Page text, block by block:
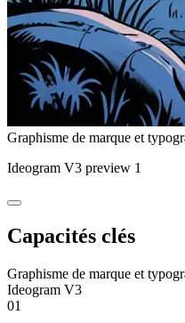
Graphisme de marque et
Ideogram V3 preview 1
Capacités clés
Graphisme de marque et
Ideogram V3
01